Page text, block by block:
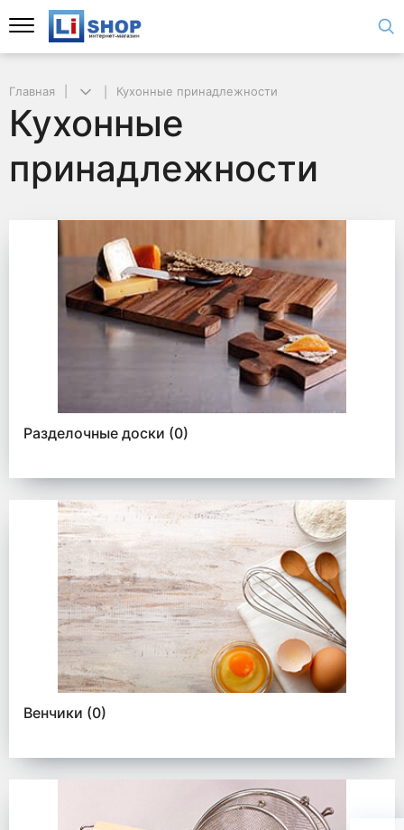
Главная Кухонные принадлежности
Кухонные
принадлежности
Разделочные доски (0)
Венчики (0)